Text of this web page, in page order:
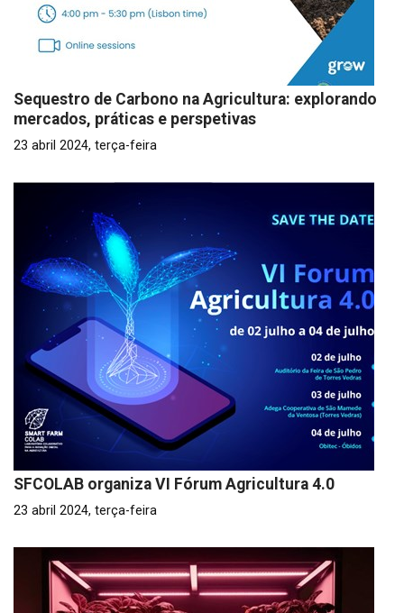
Sequestro de Carbono na Agricultura: explorando
mercados, práticas e perspetivas
23 abril 2024, terça-feira
SFCOLAB organiza VI Fórum Agricultura 4.0
23 abril 2024, terça-feira